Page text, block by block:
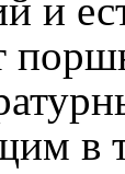
и
в